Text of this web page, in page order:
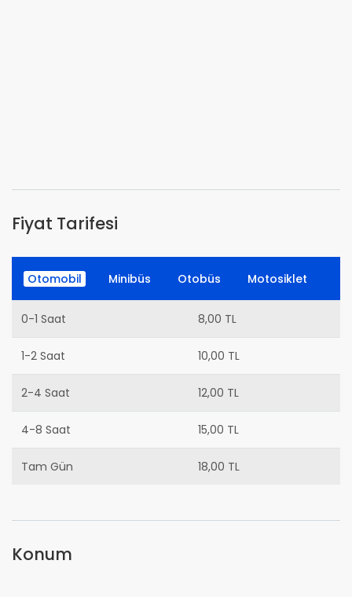
Fiyat Tarifesi
Otomobil Minibüs Otobüs Motosiklet
0-1 Saat 8,00 TL
1-2 Saat 10,00 TL
2-4 Saat 12,00 TL
4-8 Saat 15,00 TL
Tam Gün 18,00 TL
Konum